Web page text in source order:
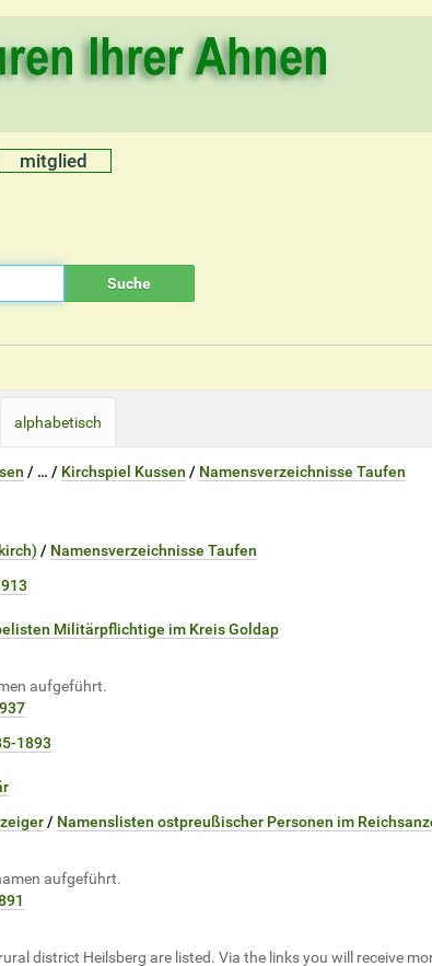
mitglied
alphabetisch
/ … / Kirchspiel Kussen / Namensverzeichnisse Taufen
/ Namensverzeichnisse Taufen
Militärpflichtige im Kreis Goldap
aufgeführt.
1893
/ Namenslisten ostpreußischer Personen im
aufgeführt.
district Heilsberg are listed. Via the links you will receive